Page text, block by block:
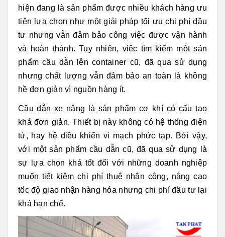
hiện đang là sản phẩm được nhiều khách hàng ưu
tiên lựa chọn như một giải pháp tối ưu chi phí đầu
tư nhưng vẫn đảm bảo công việc được vận hành
và hoàn thành. Tuy nhiên, việc tìm kiếm một sản
phẩm cầu dẫn lên container cũ, đã qua sử dụng
nhưng chất lượng vẫn đảm bảo an toàn là không
hề đơn giản vì nguồn hàng ít.
Cầu dẫn xe nâng là sản phẩm cơ khí có cấu tạo
khá đơn giản. Thiết bị này không có hệ thống điện
tử, hay hệ điều khiển vi mạch phức tạp. Bởi vậy,
với một sản phẩm cầu dẫn cũ, đã qua sử dụng là
sự lựa chọn khá tốt đối với những doanh nghiệp
muốn tiết kiệm chi phí thuê nhân công, nâng cao
tốc độ giao nhận hàng hóa nhưng chi phí đầu tư lại
khá hạn chế.